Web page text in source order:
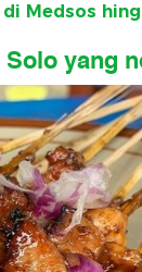
Medsos
yang